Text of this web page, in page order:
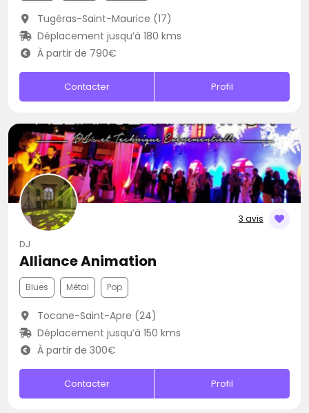
Tugéras-Saint-Maurice (17)
Déplacement jusqu’à 180 kms
À partir de 790€
Contacter Profil
3 avis
DJ
Alliance Animation
Blues Métal Pop
Tocane-Saint-Apre (24)
Déplacement jusqu’à 150 kms
À partir de 300€
Contacter Profil